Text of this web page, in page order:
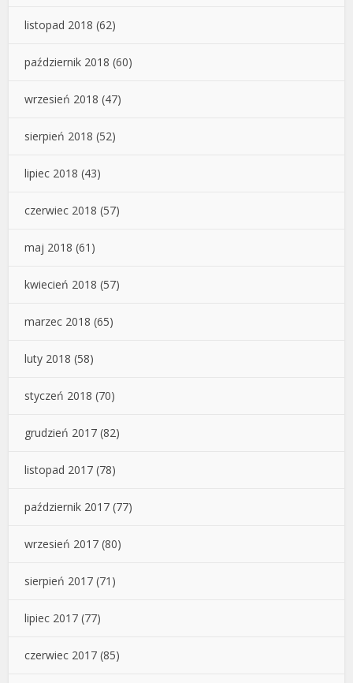
listopad 2018 (62)
październik 2018 (60)
wrzesień 2018 (47)
sierpień 2018 (52)
lipiec 2018 (43)
czerwiec 2018 (57)
maj 2018 (61)
kwiecień 2018 (57)
marzec 2018 (65)
luty 2018 (58)
styczeń 2018 (70)
grudzień 2017 (82)
listopad 2017 (78)
październik 2017 (77)
wrzesień 2017 (80)
sierpień 2017 (71)
lipiec 2017 (77)
czerwiec 2017 (85)